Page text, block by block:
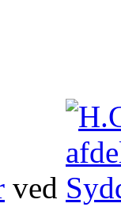
ved